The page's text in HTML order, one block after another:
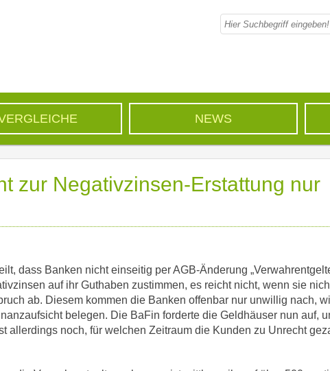
NEWS
zur Negativzinsen-Erstattung nur
dass Banken nicht einseitig per AGB-Änderung
auf ihr Guthaben zustimmen, es reicht nicht, wenn sie
ab. Diesem kommen die Banken offenbar nur unwillig nach,
belegen. Die BaFin forderte die Geldhäuser nun auf,
allerdings noch, für welchen Zeitraum die Kunden zu Unrecht